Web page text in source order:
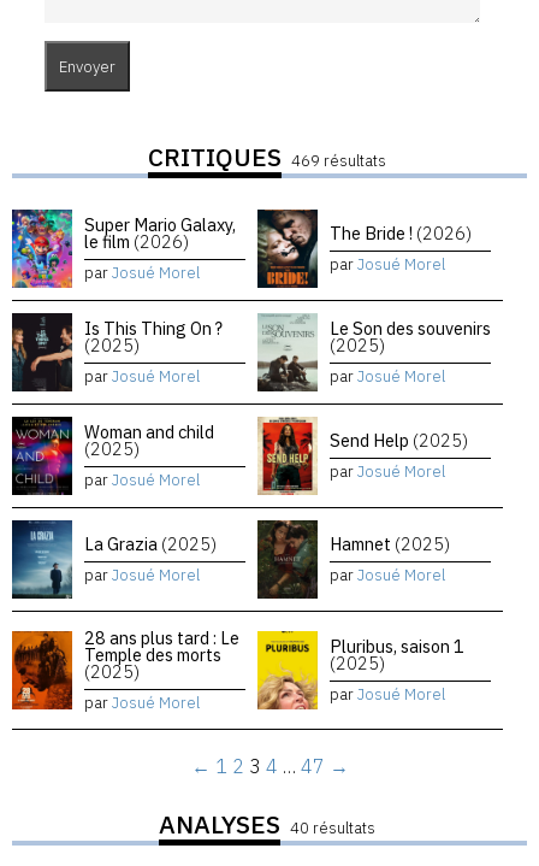
CRITIQUES 469 résultats
Super Mario Galaxy,
le film (2026)
parJosué Morel
The Bride ! (2026)
parJosué Morel
Is This Thing On ?
(2025)
parJosué Morel
Le Son des souvenirs
(2025)
parJosué Morel
Woman and child
(2025)
parJosué Morel
Send Help (2025)
parJosué Morel
La Grazia (2025)
parJosué Morel
Hamnet (2025)
parJosué Morel
28 ans plus tard : Le
Temple des morts
(2025)
parJosué Morel
Pluribus, saison 1
(2025)
parJosué Morel
← 1 2 3 4 … 47 →
ANALYSES 40 résultats